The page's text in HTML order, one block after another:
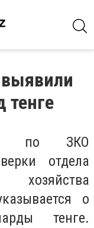
тенге
по ЗКО
отдела
хозяйства
о
тенге.